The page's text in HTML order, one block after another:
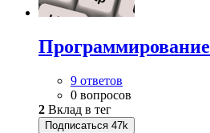
Программирование
9 ответов
0 вопросов
2 Вклад в тег
Подписаться 47k